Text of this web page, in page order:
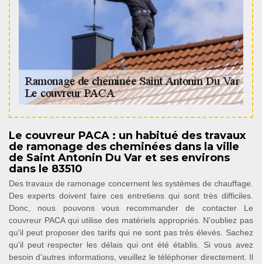
Le couvreur PACA : un habitué des travaux
de ramonage des cheminées dans la ville
de Saint Antonin Du Var et ses environs
dans le 83510
Des travaux de ramonage concernent les systèmes de chauffage.
Des experts doivent faire ces entretiens qui sont très difficiles.
Donc, nous pouvons vous recommander de contacter Le
couvreur PACA qui utilise des matériels appropriés. N'oubliez pas
qu'il peut proposer des tarifs qui ne sont pas très élevés. Sachez
qu'il peut respecter les délais qui ont été établis. Si vous avez
besoin d'autres informations, veuillez le téléphoner directement. Il